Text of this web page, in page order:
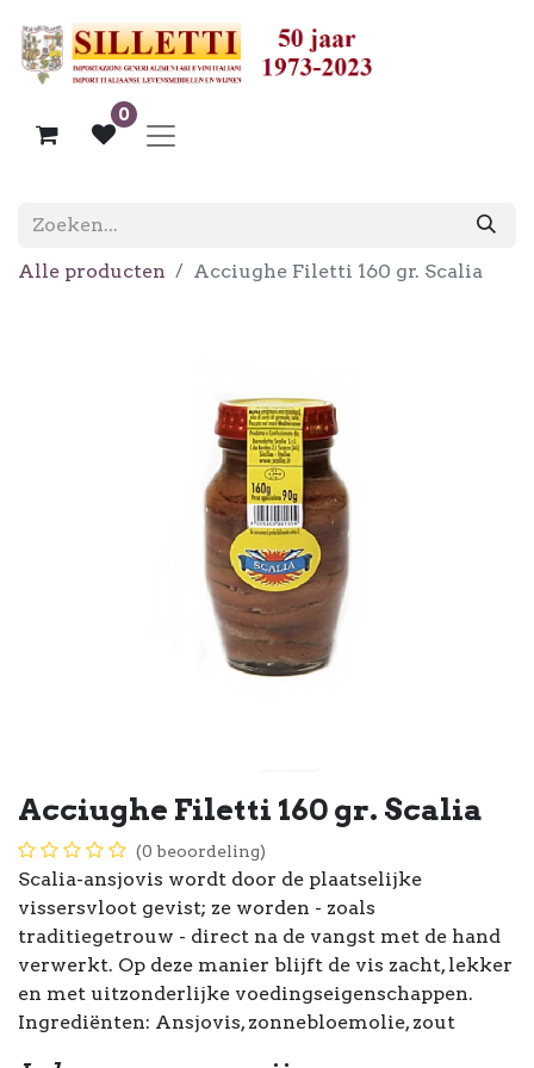
0
Alle producten Acciughe Filetti 160 gr. Scalia
Acciughe Filetti 160 gr. Scalia
(0 beoordeling)
Scalia-ansjovis wordt door de plaatselijke
vissersvloot gevist; ze worden - zoals
traditiegetrouw - direct na de vangst met de hand
verwerkt. Op deze manier blijft de vis zacht, lekker
en met uitzonderlijke voedingseigenschappen.
Ingrediënten: Ansjovis, zonnebloemolie, zout